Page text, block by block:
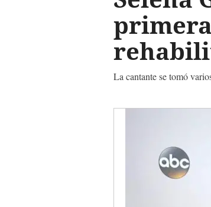
La cantante se tomó